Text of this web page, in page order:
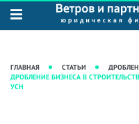
О нас
Рекомендации
Юридические
Интеллектуальная
База знаний
практики"
ГЛАВНАЯ СТАТЬИ
ДРОБЛЕНИЕ БИЗНЕСА В
УСН